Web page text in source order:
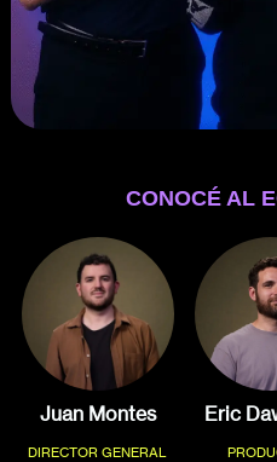
CONOCÉ AL
Juan Montes
DIRECTOR GENERAL
Eric